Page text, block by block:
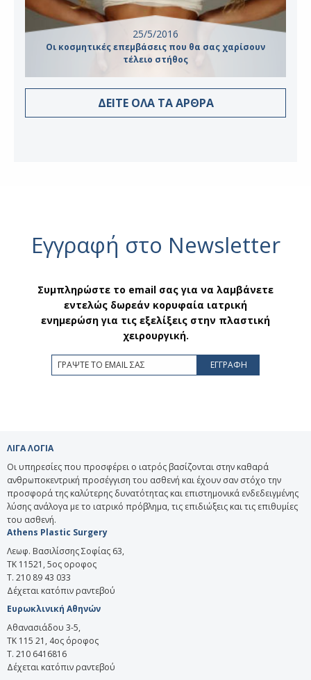
25/5/2016
Οι κοσμητικές επεμβάσεις που θα σας χαρίσουν
τέλειο στήθος
ΔΕΙΤΕ ΟΛΑ ΤΑ ΑΡΘΡΑ
Εγγραφή στο Newsletter
Συμπληρώστε το email σας για να λαμβάνετε
εντελώς δωρεάν κορυφαία ιατρική
ενημερώση για τις εξελίξεις στην πλαστική
χειρουργική.
ΛΙΓΑ ΛΟΓΙΑ
Οι υπηρεσίες που προσφέρει ο ιατρός βασίζονται στην καθαρά
ανθρωποκεντρική προσέγγιση του ασθενή και έχουν σαν στόχο την
προσφορά της καλύτερης δυνατότητας και επιστημονικά ενδεδειγμένης
λύσης ανάλογα με το ιατρικό πρόβλημα, τις επιδιώξεις και τις επιθυμίες
του ασθενή.
Athens Plastic Surgery
Λεωφ. Βασιλίσσης Σοφίας 63,
ΤΚ 11521, 5ος οροφος
T. 210 89 43 033
Δέχεται κατόπιν ραντεβού
Ευρωκλινική Αθηνών
Αθανασιάδου 3-5,
ΤΚ 115 21, 4ος όροφος
Τ. 210 6416816
Δέχεται κατόπιν ραντεβού